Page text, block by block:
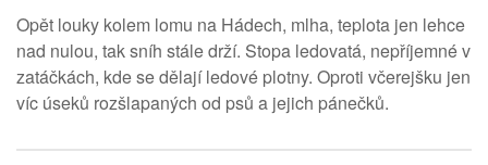
Opět louky kolem lomu na Hádech, mlha, teplota jen lehce
nad nulou, tak sníh stále drží. Stopa ledovatá, nepříjemné v
zatáčkách, kde se dělají ledové plotny. Oproti včerejšku jen
víc úseků rozšlapaných od psů a jejich pánečků.